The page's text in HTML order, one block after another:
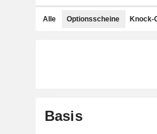
Alle Optionsscheine Knock-
Basis